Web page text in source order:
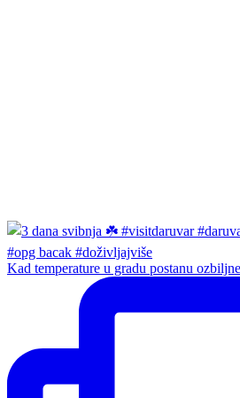
Kad temperature u gradu postanu